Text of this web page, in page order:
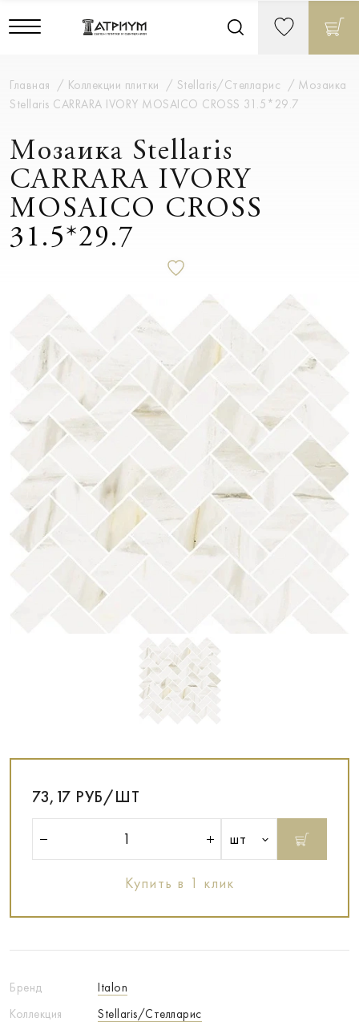
Главная Коллекции плитки Stellaris/Стелларис
Мозаика
Stellaris CARRARA IVORY MOSAICO CROSS 31.5*29.7
Мозаика Stellaris
CARRARA IVORY
MOSAICO CROSS
31.5*29.7
Бренд
Italon
Коллекция
Stellaris/Стелларис
73,17 РУБ/ШТ
шт
Купить в 1 клик